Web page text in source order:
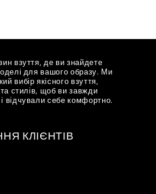
взуття, де ви знайдете
для вашого образу. Ми
вибір якісного взуття,
та стилів, щоб ви завжди
відчували себе комфортно.
КЛІЄНТІВ